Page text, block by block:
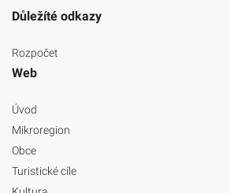
Důležíté odkazy
Rozpočet
Web
Úvod
Mikroregion
Obce
Turistické cíle